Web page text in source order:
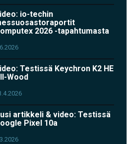
io-techin
2026 -tapahtumasta
Testissä Keychron K2 HE
Wood
artikkeli & video: Testissä
Pixel 10a